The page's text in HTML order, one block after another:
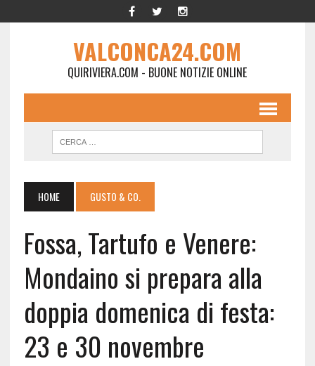
VALCONCA24.COM
QUIRIVIERA.COM - BUONE NOTIZIE ONLINE
HOME GUSTO & CO.
Fossa, Tartufo e Venere:
Mondaino si prepara alla
doppia domenica di festa:
23 e 30 novembre